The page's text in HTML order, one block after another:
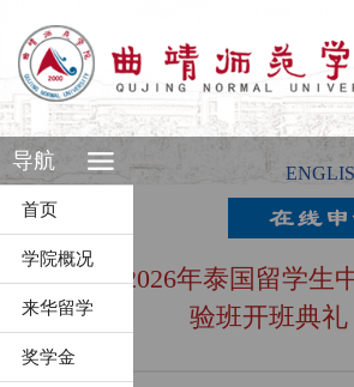
导航
首页
学院概况
来华留学
奖学金
我校举行2026年泰国留学生
验班开班典礼